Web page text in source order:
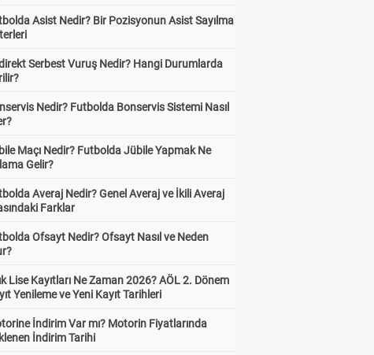
Asist Nedir? Bir Pozisyonun Asist Sayılma
Serbest Vuruş Nedir? Hangi Durumlarda
Nedir? Futbolda Bonservis Sistemi Nasıl
Maçı Nedir? Futbolda Jübile Yapmak Ne
Gelir?
Averaj Nedir? Genel Averaj ve İkili Averaj
Farklar
Ofsayt Nedir? Ofsayt Nasıl ve Neden
Lise Kayıtları Ne Zaman 2026? AÖL 2. Dönem
Yenileme ve Yeni Kayıt Tarihleri
İndirim Var mı? Motorin Fiyatlarında
İndirim Tarihi